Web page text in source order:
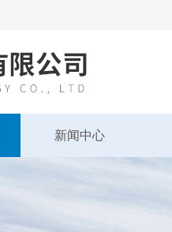
新闻中心